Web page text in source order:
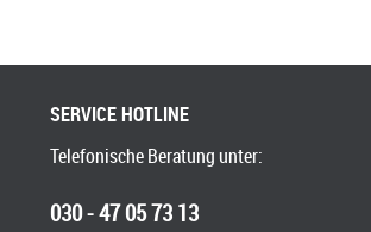
SERVICE HOTLINE
Telefonische Beratung unter:
030 - 47 05 73 13